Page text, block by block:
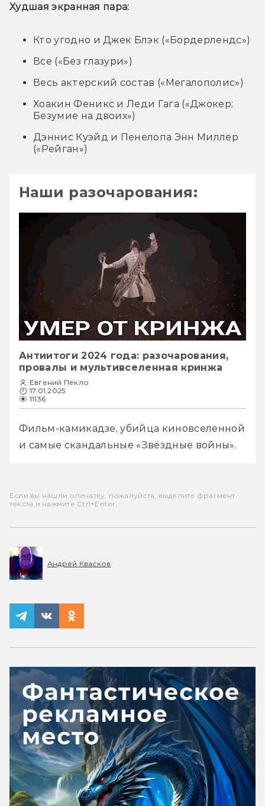
Худшая экранная пара:
Кто угодно и Джек Блэк («Бордерлендс»)
Все («Без глазури»)
Весь актерский состав («Мегалополис»)
Хоакин Феникс и Леди Гага («Джокер:
Безумие на двоих»)
Дэннис Куэйд и Пенелопа Энн Миллер
(«Рейган»)
Наши разочарования:
Антиитоги 2024 года: разочарования,
провалы и мультивселенная кринжа
Евгений Пекло
17.01.2025
11136
Фильм-камикадзе, убийца киновселенной
и самые скандальные «Звёздные войны».
Если вы нашли опечатку, пожалуйста, выделите фрагмент
текста и нажмите Ctrl+Enter.
Андрей Квасков